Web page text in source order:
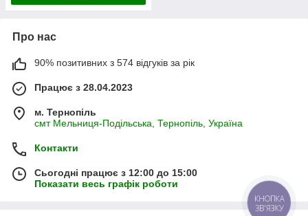
Про нас
90% позитивних з 574 відгуків за рік
Працює з 28.04.2023
м. Тернопіль
смт Мельниця-Подільська, Тернопіль, Україна
Контакти
Сьогодні працює з 12:00 до 15:00
Показати весь графік роботи
КНОПКА
ЗВ'ЯЗКУ